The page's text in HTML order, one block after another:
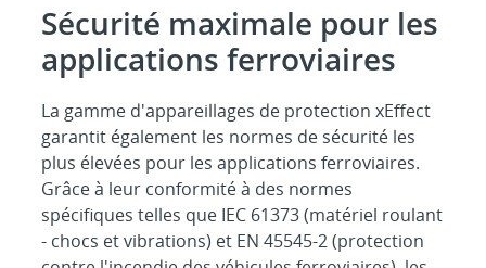
Sécurité maximale pour les
applications ferroviaires
La gamme d'appareillages de protection xEffect
garantit également les normes de sécurité les
plus élevées pour les applications ferroviaires.
Grâce à leur conformité à des normes
spécifiques telles que IEC 61373 (matériel roulant
- chocs et vibrations) et EN 45545-2 (protection